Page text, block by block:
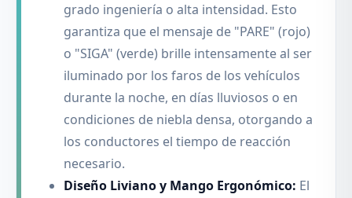
grado ingeniería o alta intensidad. Esto
garantiza que el mensaje de "PARE" (rojo)
o "SIGA" (verde) brille intensamente al ser
iluminado por los faros de los vehículos
durante la noche, en días lluviosos o en
condiciones de niebla densa, otorgando a
los conductores el tiempo de reacción
necesario.
Diseño Liviano y Mango Ergonómico: El